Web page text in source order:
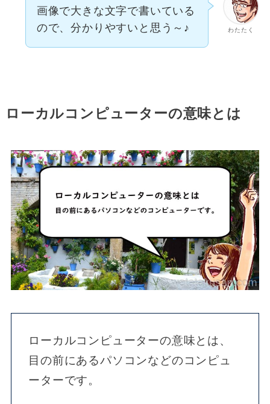
わたたく
画像で大きな文字で書いている
ので、分かりやすいと思う～♪
ローカルコンピューターの意味とは
ローカルコンピューターの意味とは、
目の前にあるパソコンなどのコンピュ
ーターです。